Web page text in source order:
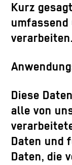
Kurz
umfassend
verarbeiten.
Diese
alle von
Daten und
Daten, die